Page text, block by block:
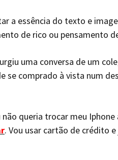
a essência do texto e
de rico ou pensamento
uma conversa de um
se comprado à vista num
queria trocar meu Iphone
. Vou usar cartão de crédito